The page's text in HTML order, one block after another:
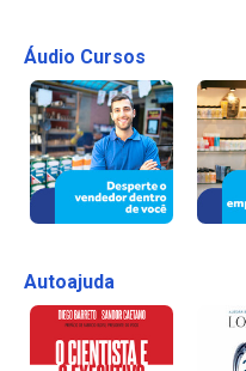
Áudio Cursos
Autoajuda